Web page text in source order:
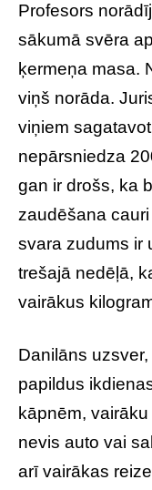
Profesors
sākumā svēra
ķermeņa masa.
viņš norāda.
viņiem
nepārsniedza
gan ir drošs, ka
zaudēšana
svara zudums ir
trešajā nedēļā,
vairākus
Danilāns
papildus
kāpnēm,
nevis auto vai
arī vairākas